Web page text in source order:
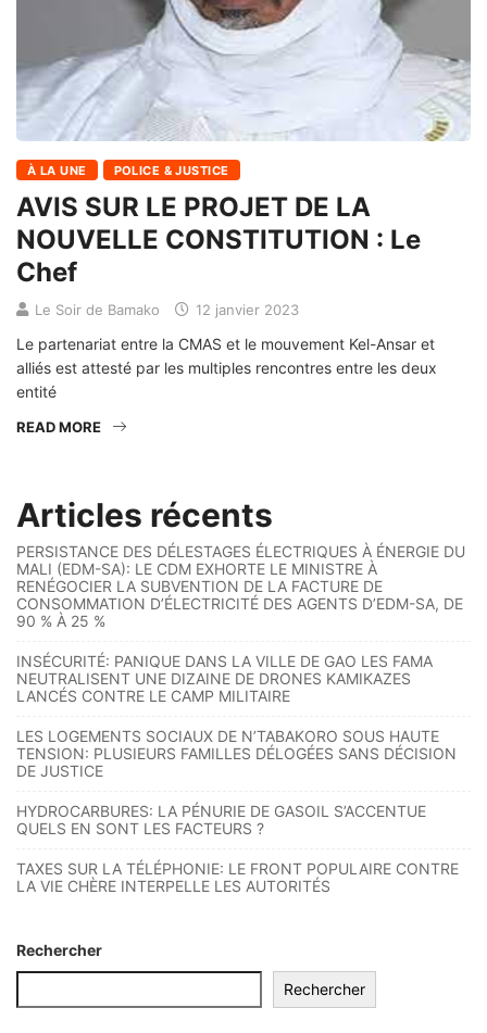
À LA UNE POLICE & JUSTICE
AVIS SUR LE PROJET DE LA
NOUVELLE CONSTITUTION : Le
Chef
Le Soir de Bamako 12 janvier 2023
Le partenariat entre la CMAS et le mouvement Kel-Ansar et
alliés est attesté par les multiples rencontres entre les deux
entité
READ MORE
Articles récents
PERSISTANCE DES DÉLESTAGES ÉLECTRIQUES À ÉNERGIE DU
MALI (EDM-SA): LE CDM EXHORTE LE MINISTRE À
RENÉGOCIER LA SUBVENTION DE LA FACTURE DE
CONSOMMATION D’ÉLECTRICITÉ DES AGENTS D’EDM-SA, DE
90 % À 25 %
INSÉCURITÉ: PANIQUE DANS LA VILLE DE GAO LES FAMA
NEUTRALISENT UNE DIZAINE DE DRONES KAMIKAZES
LANCÉS CONTRE LE CAMP MILITAIRE
LES LOGEMENTS SOCIAUX DE N’TABAKORO SOUS HAUTE
TENSION: PLUSIEURS FAMILLES DÉLOGÉES SANS DÉCISION
DE JUSTICE
HYDROCARBURES: LA PÉNURIE DE GASOIL S’ACCENTUE
QUELS EN SONT LES FACTEURS ?
TAXES SUR LA TÉLÉPHONIE: LE FRONT POPULAIRE CONTRE
LA VIE CHÈRE INTERPELLE LES AUTORITÉS
Rechercher
Rechercher